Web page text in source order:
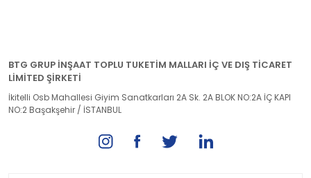
BTG GRUP İNŞAAT TOPLU TUKETİM MALLARI İÇ VE DIŞ TİCARET
LİMİTED ŞİRKETİ
İkitelli Osb Mahallesi Giyim Sanatkarları 2A Sk. 2A BLOK NO:2A İÇ KAPI
NO:2 Başakşehir / İSTANBUL